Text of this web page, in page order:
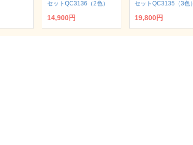
セットQC3136（2色）
14,900円
セットQC3135（3色）
19,800円